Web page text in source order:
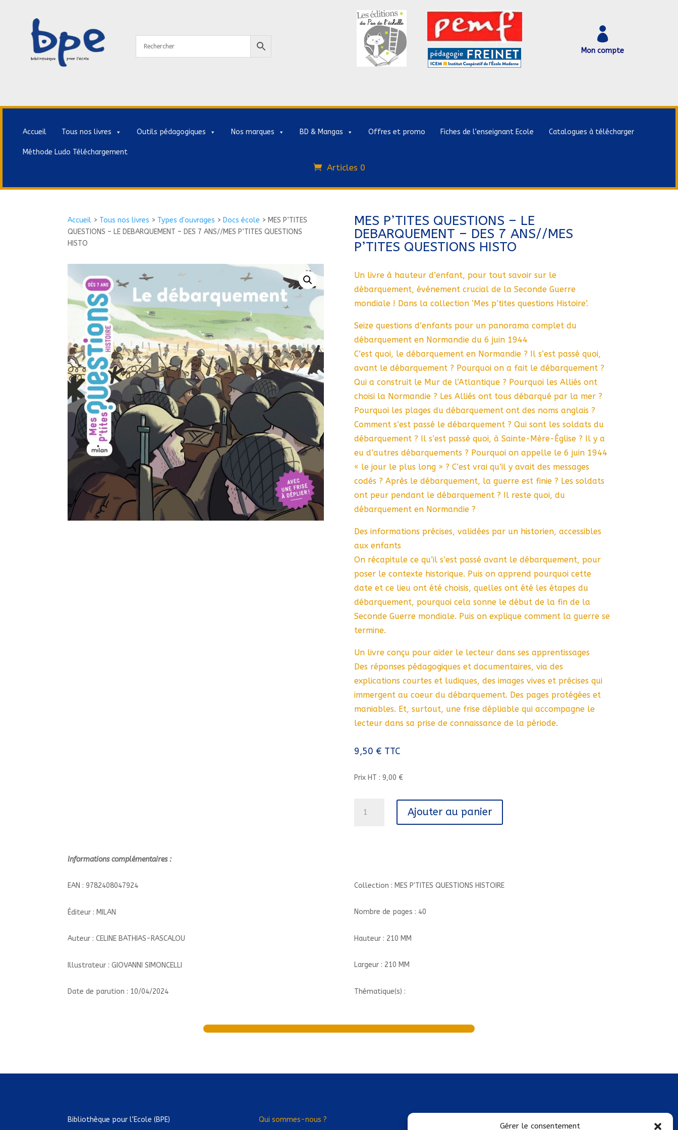
Gérer le consentement

Mon compte
Accueil Tous nos livres Outils pédagogiques Nos marques BD & Mangas Offres et promo Fiches de l’enseignant Ecole Catalogues à télécharger
Méthode Ludo Téléchargement
Articles 0
Accueil > Tous nos livres > Types d'ouvrages > Docs école > MES P’TITES
QUESTIONS – LE DEBARQUEMENT – DES 7 ANS//MES P’TITES QUESTIONS
HISTO
MES P’TITES QUESTIONS – LE
DEBARQUEMENT – DES 7 ANS//MES
P’TITES QUESTIONS HISTO
Un livre à hauteur d’enfant, pour tout savoir sur le
débarquement, événement crucial de la Seconde Guerre
mondiale ! Dans la collection ‘Mes p’tites questions Histoire’.
Seize questions d’enfants pour un panorama complet du
débarquement en Normandie du 6 juin 1944
C’est quoi, le débarquement en Normandie ? Il s’est passé quoi,
avant le débarquement ? Pourquoi on a fait le débarquement ?
Qui a construit le Mur de l’Atlantique ? Pourquoi les Alliés ont
choisi la Normandie ? Les Alliés ont tous débarqué par la mer ?
Pourquoi les plages du débarquement ont des noms anglais ?
Comment s’est passé le débarquement ? Qui sont les soldats du
débarquement ? Il s’est passé quoi, à Sainte-Mère-Église ? Il y a
eu d’autres débarquements ? Pourquoi on appelle le 6 juin 1944
« le jour le plus long » ? C’est vrai qu’il y avait des messages
codés ? Après le débarquement, la guerre est finie ? Les soldats
ont peur pendant le débarquement ? Il reste quoi, du
débarquement en Normandie ?
Des informations précises, validées par un historien, accessibles
aux enfants
On récapitule ce qu’il s’est passé avant le débarquement, pour
poser le contexte historique. Puis on apprend pourquoi cette
date et ce lieu ont été choisis, quelles ont été les étapes du
débarquement, pourquoi cela sonne le début de la fin de la
Seconde Guerre mondiale. Puis on explique comment la guerre se
termine.
Un livre conçu pour aider le lecteur dans ses apprentissages
Des réponses pédagogiques et documentaires, via des
explications courtes et ludiques, des images vives et précises qui
immergent au coeur du débarquement. Des pages protégées et
maniables. Et, surtout, une frise dépliable qui accompagne le
lecteur dans sa prise de connaissance de la période.
9,50 € TTC
Prix HT : 9,00 €
DEBARQUEMENT
DES
P'TITES
HISTO
Ajouter au panier
Informations complémentaires :
EAN : 9782408047924
Éditeur : MILAN
Auteur : CELINE BATHIAS-RASCALOU
Illustrateur : GIOVANNI SIMONCELLI
Date de parution : 10/04/2024
Collection : MES P'TITES QUESTIONS HISTOIRE
Nombre de pages : 40
Hauteur : 210 MM
Largeur : 210 MM
Thématique(s) :
Bibliothèque pour l’Ecole (BPE) Qui sommes-nous ?